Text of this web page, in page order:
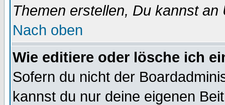
Themen erstellen, Du kannst
Nach oben
Wie editiere oder lösche ich
Sofern du nicht der
kannst du nur deine eigenen